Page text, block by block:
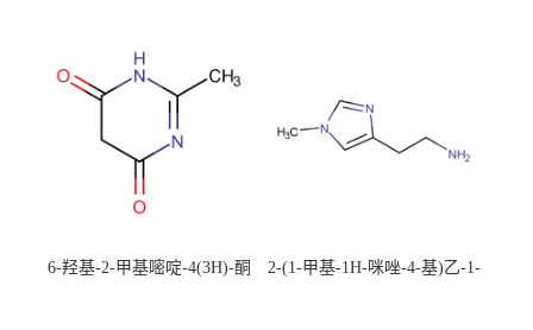
校可先用后付
6-羟基-2-甲基嘧啶-4(3H)-酮
2-(1-甲基-1H-咪唑-4-基)乙-1-